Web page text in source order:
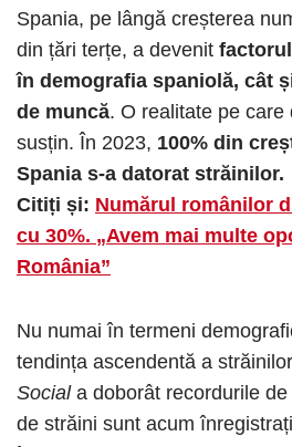
Spania, pe lângă creșterea
din țări terțe, a devenit
în ​​demografia spaniolă, cât
de muncă. O realitate pe
susțin. În 2023, 100% din
Spania s-a datorat străinilor.
Citiți și: Numărul românilor
cu 30%. „Avem mai multe
România”
Nu numai în termeni
tendința ascendentă a
Sociala doborât recordurile
de străini sunt acum